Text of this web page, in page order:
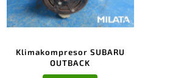
Klimakompresor SUBARU
OUTBACK